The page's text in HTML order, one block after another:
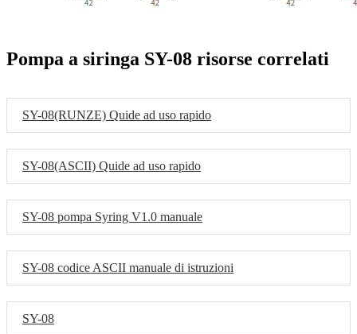
Pompa a siringa SY-08 risorse correlati
SY-08(RUNZE) Quide ad uso rapido
SY-08(ASCII) Quide ad uso rapido
SY-08 pompa Syring V1.0 manuale
SY-08 codice ASCII manuale di istruzioni
SY-08